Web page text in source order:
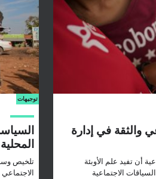
والثقة في إدارة
أن تفيد علم الأوبئة
الاجتماعية
توجيهات
تلخيص